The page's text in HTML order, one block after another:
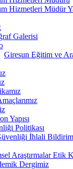
Hizmetleri Müdür
Galerisi
Giresun Eğitim ve
Yapısı
Politikası
İhlali
Araştırmalar Etik
Dergimiz